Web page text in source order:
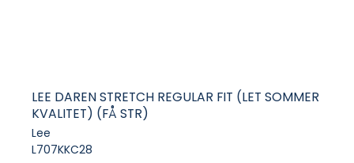
LEE DAREN STRETCH REGULAR FIT (LET SOMMER
KVALITET) (FÅ STR)
Lee
L707KKC28